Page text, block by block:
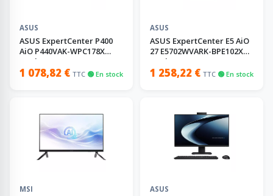
ASUS
ASUS ExpertCenter P400
AiO P440VAK-WPC178X
Intel Core 5 210H
1 078,82 € TTC 🟢 En stock
ASUS
ASUS ExpertCenter E5 AiO
27 E5702WVARK-BPE102X
Intel Core 7 150U
1 258,22 € TTC 🟢 En stock
MSI ASUS